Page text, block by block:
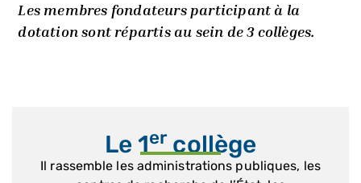
Les membres fondateurs participant à la
dotation sont répartis au sein de 3 collèges.
Le 1ercollège
Il rassemble les administrations publiques, les